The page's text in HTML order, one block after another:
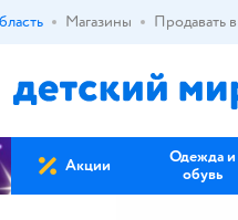
адреса доставки.
Магазины Продавать
Акции
Одежда и
обувь